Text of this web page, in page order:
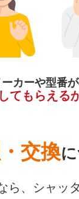
ーカーや型番
てもらえる
交換
、シャッ